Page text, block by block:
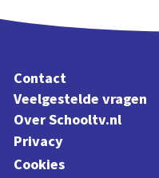
Contact
Veelgestelde vragen
Over Schooltv.nl
Privacy
Cookies